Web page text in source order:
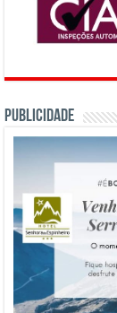
PUBLICIDADE